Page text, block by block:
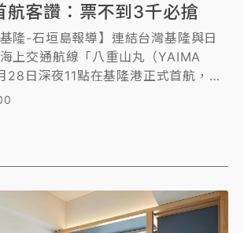
客讚：票不到3千必搶
基隆-石垣島報導】連結台灣基隆與日
上交通航線「八重山丸（YAIMA
28日深夜11點在基隆港正式首航，約
，載客率約4成。《知新聞》開箱渡
團總經理洪郁航向《知新聞》透露，
性，預計規劃明年啟航。